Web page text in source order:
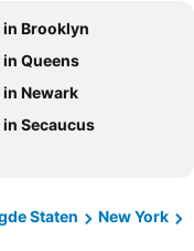
in Brooklyn
in Queens
in Newark
in Secaucus
Staten
New York